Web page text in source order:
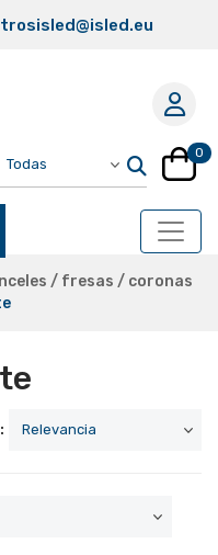
0
/ fresas / coronas